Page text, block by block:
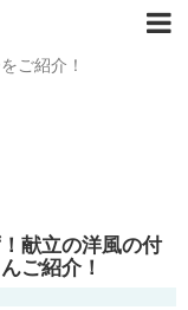
ご紹介！
献立の洋風の付
ご紹介！